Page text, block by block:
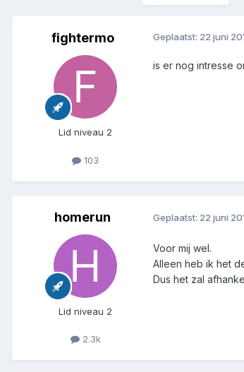
fightermo
Lid niveau 2
103
Geplaatst: 22 juni
is er nog intresse
homerun
Lid niveau 2
2.3k
Geplaatst: 22 juni
Voor mij wel.
Alleen heb ik het
Dus het zal